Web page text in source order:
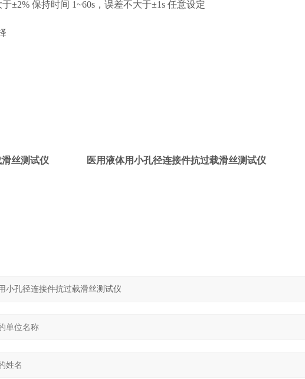
保持时间 1~60s，误差不大于±1s 任意设定
丝测试仪
医用液体用小孔径连接件抗过载滑丝测试仪